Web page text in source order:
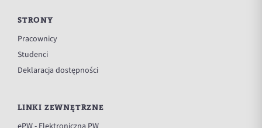
STRONY
Pracownicy
Studenci
Deklaracja dostępności
LINKI ZEWNĘTRZNE